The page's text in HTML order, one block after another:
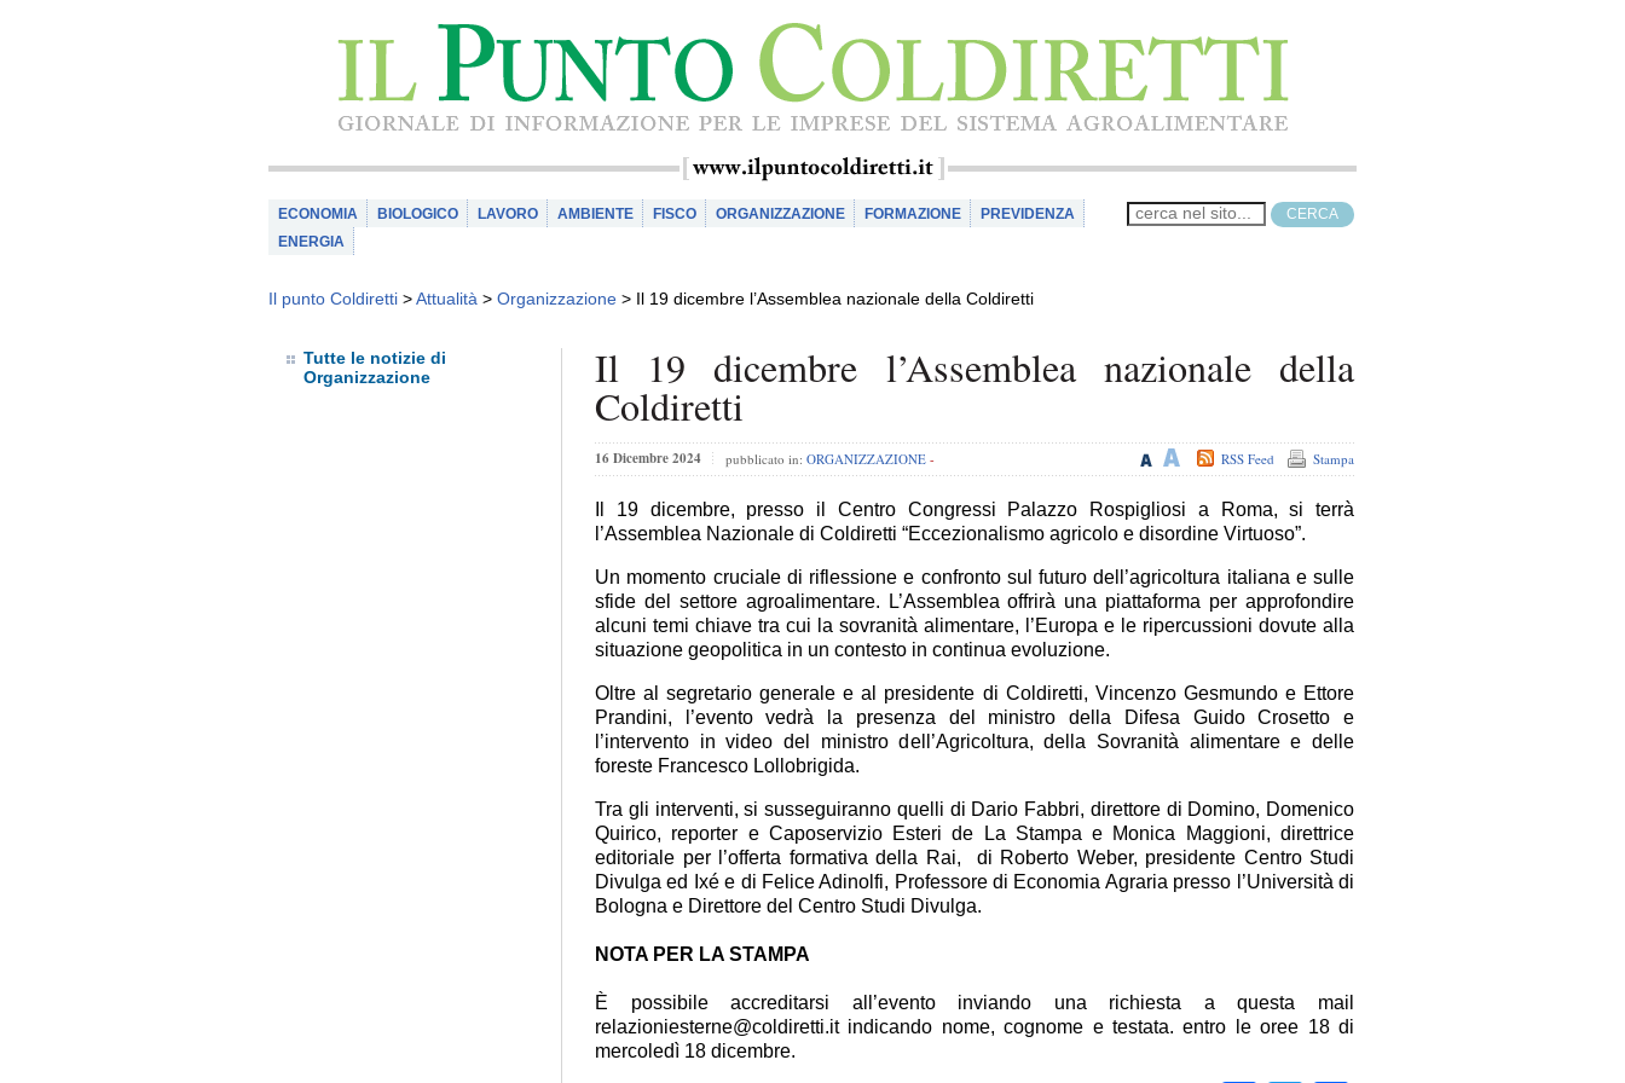
ECONOMIA BIOLOGICO LAVORO AMBIENTE FISCO ORGANIZZAZIONE FORMAZIONE
PREVIDENZA
ENERGIA
Il punto Coldiretti >Attualità > Organizzazione > Il 19 dicembre l’Assemblea nazionale della Coldiretti
Tutte le notizie di
Organizzazione
Il 19 dicembre l’Assemblea nazionale della
Coldiretti
16 Dicembre 2024 pubblicato in: ORGANIZZAZIONE - Stampa
RSS Feed
Il 19 dicembre, presso il Centro Congressi Palazzo Rospigliosi a Roma, si terrà
l’Assemblea Nazionale di Coldiretti “Eccezionalismo agricolo e disordine Virtuoso”.
Un momento cruciale di riflessione e confronto sul futuro dell’agricoltura italiana e sulle
sfide del settore agroalimentare. L’Assemblea offrirà una piattaforma per approfondire
alcuni temi chiave tra cui la sovranità alimentare, l’Europa e le ripercussioni dovute alla
situazione geopolitica in un contesto in continua evoluzione.
Oltre al segretario generale e al presidente di Coldiretti, Vincenzo Gesmundo e Ettore
Prandini, l’evento vedrà la presenza del ministro della Difesa Guido Crosetto e
l’intervento in video del ministro dell’Agricoltura, della Sovranità alimentare e delle
foreste Francesco Lollobrigida.
Tra gli interventi, si susseguiranno quelli di Dario Fabbri, direttore di Domino, Domenico
Quirico, reporter e Caposervizio Esteri de La Stampa e Monica Maggioni, direttrice
editoriale per l’offerta formativa della Rai, di Roberto Weber, presidente Centro Studi
Divulga ed Ixé e di Felice Adinolfi, Professore di Economia Agraria presso l’Università di
Bologna e Direttore del Centro Studi Divulga.
NOTA PER LA STAMPA
È possibile accreditarsi all’evento inviando una richiesta a questa mail
relazioniesterne@coldiretti.it indicando nome, cognome e testata. entro le oree 18 di
mercoledì 18 dicembre.